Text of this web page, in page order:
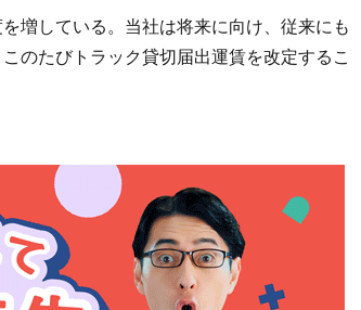
増している。当社は将来に向け、従来にも
のたびトラック貸切届出運賃を改定するこ